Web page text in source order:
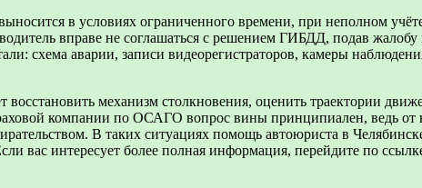
в условиях ограниченного времени, при неполном
вправе не соглашаться с решением ГИБДД, подав
схема аварии, записи видеорегистраторов, камеры
восстановить механизм столкновения, оценить траектории
компании по ОСАГО вопрос вины принципиален, ведь от
В таких ситуациях помощь автоюриста в
вас интересует более полная информация, перейдите по